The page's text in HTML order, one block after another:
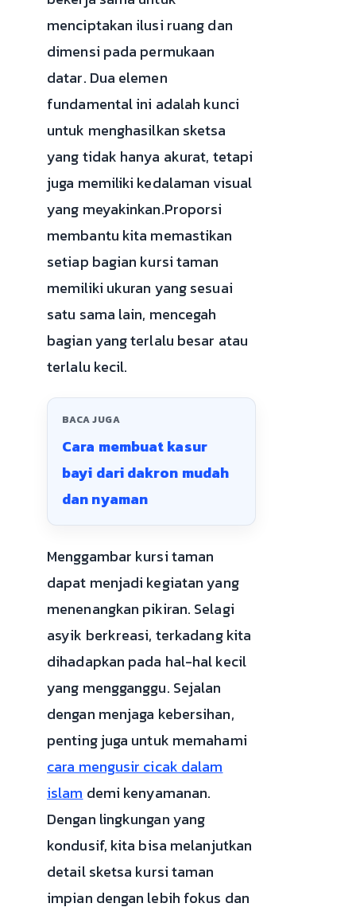
menciptakan ilusi ruang dan
dimensi pada permukaan
datar. Dua elemen
fundamental ini adalah kunci
untuk menghasilkan sketsa
yang tidak hanya akurat, tetapi
juga memiliki kedalaman visual
yang meyakinkan.Proporsi
membantu kita memastikan
setiap bagian kursi taman
memiliki ukuran yang sesuai
satu sama lain, mencegah
bagian yang terlalu besar atau
terlalu kecil.
BACA JUGA
Cara membuat kasur
bayi dari dakron mudah
dan nyaman
Menggambar kursi taman
dapat menjadi kegiatan yang
menenangkan pikiran. Selagi
asyik berkreasi, terkadang kita
dihadapkan pada hal-hal kecil
yang mengganggu. Sejalan
dengan menjaga kebersihan,
penting juga untuk memahami
cara mengusir cicak dalam
islam demi kenyamanan.
Dengan lingkungan yang
kondusif, kita bisa melanjutkan
detail sketsa kursi taman
impian dengan lebih fokus dan